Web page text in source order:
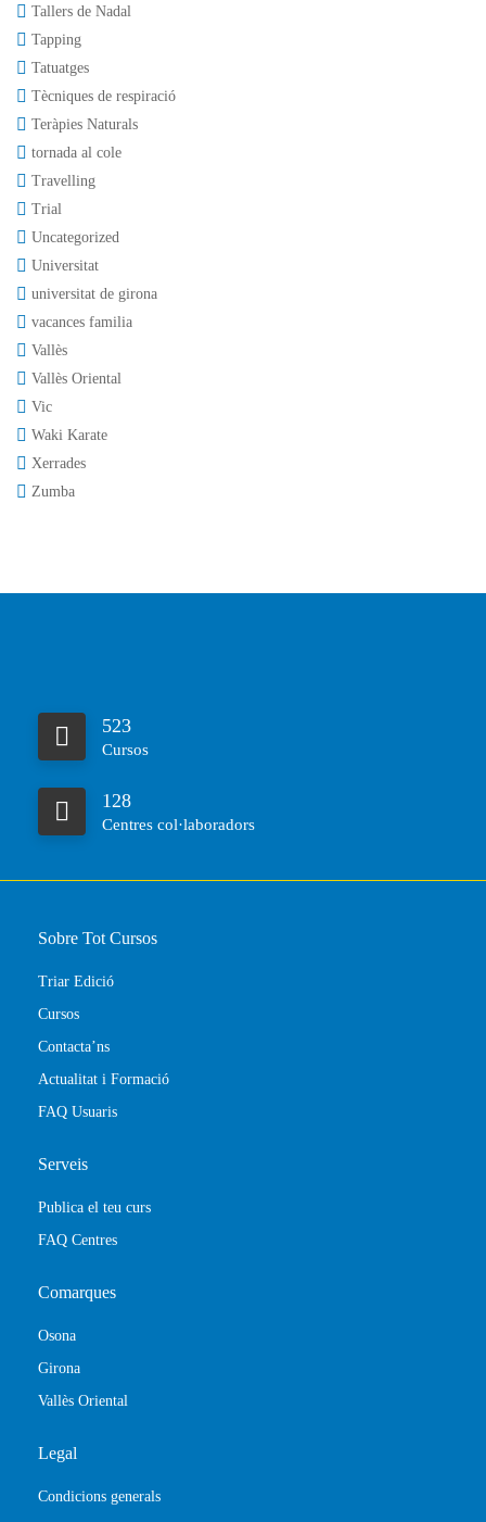
Tallers de Nadal
Tapping
Tatuatges
Tècniques de respiració
Teràpies Naturals
tornada al cole
Travelling
Trial
Uncategorized
Universitat
universitat de girona
vacances familia
Vallès
Vallès Oriental
Vic
Waki Karate
Xerrades
Zumba
523
Cursos
128
Centres col·laboradors
Sobre Tot Cursos
Triar Edició
Cursos
Contacta’ns
Actualitat i Formació
FAQ Usuaris
Serveis
Publica el teu curs
FAQ Centres
Comarques
Osona
Girona
Vallès Oriental
Legal
Condicions generals